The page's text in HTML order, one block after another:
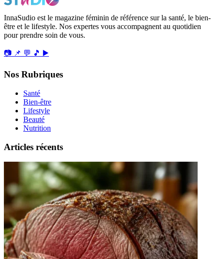
InnaSudio est le magazine féminin de référence sur la santé, le bien-
être et le lifestyle. Nos expertes vous accompagnent au quotidien
pour prendre soin de vous.
📷 📌 💬 🎵 ▶️
Nos Rubriques
Santé
Bien-être
Lifestyle
Beauté
Nutrition
Articles récents